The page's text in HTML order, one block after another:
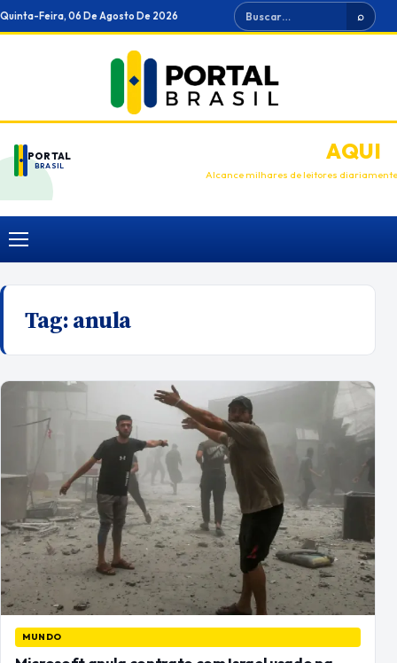
Ir
para
Quinta-Feira, 06 De Agosto De 2026 Buscar ⌕
PORTAL
BRASIL
ANUNCIEAQUI
Alcance milhares de leitores diariamente
Menu
Tag:anula
MUNDO